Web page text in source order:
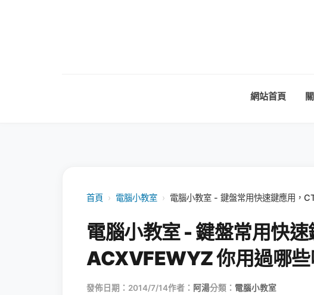
網站首頁
首頁 › 電腦小教室 › 電腦小教室 - 鍵盤常用快速鍵應用，
電腦小教室 - 鍵盤常用快
ACXVFEWYZ 你用過哪些
發佈日期：2014/7/14作者： 阿湯分類： 電腦小教室